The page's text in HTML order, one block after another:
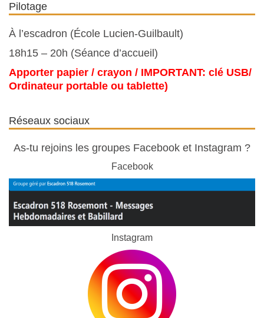
Pilotage
À l’escadron (École Lucien-Guilbault)
18h15 – 20h (Séance d’accueil)
Apporter papier / crayon / IMPORTANT: clé USB/
Ordinateur portable ou tablette)
Réseaux sociaux
As-tu rejoins les groupes Facebook et Instagram ?
Facebook
Instagram